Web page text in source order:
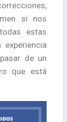
si nos
estas
de un
que está